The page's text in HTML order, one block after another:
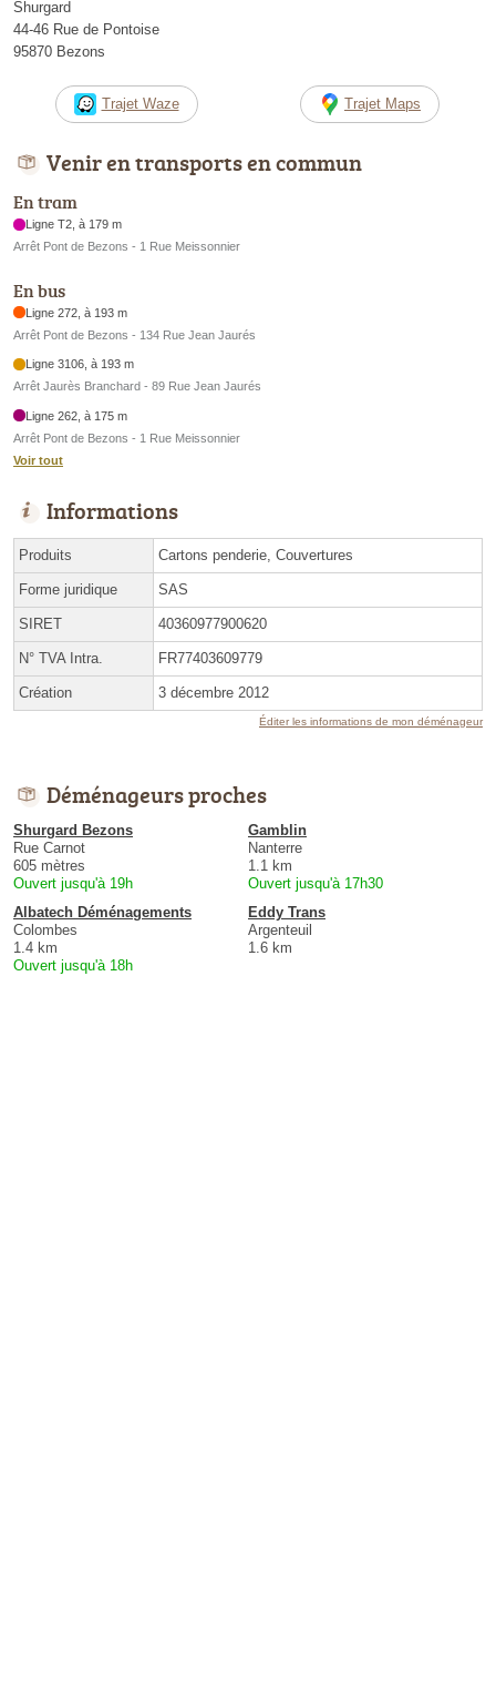
Shurgard
44-46 Rue de Pontoise
95870 Bezons
Trajet Waze Trajet Maps
Venir en transports en commun
En tram
Ligne T2, à 179 m
Arrêt Pont de Bezons - 1 Rue Meissonnier
En bus
Ligne 272, à 193 m
Arrêt Pont de Bezons - 134 Rue Jean Jaurés
Ligne 3106, à 193 m
Arrêt Jaurès Branchard - 89 Rue Jean Jaurés
Ligne 262, à 175 m
Arrêt Pont de Bezons - 1 Rue Meissonnier
Voir tout
Informations
Produits Cartons penderie, Couvertures
Forme juridique SAS
SIRET 40360977900620
N° TVA Intra. FR77403609779
Création 3 décembre 2012
Éditer les informations de mon déménageur
Déménageurs proches
Shurgard Bezons
Rue Carnot
605 mètres
Ouvert jusqu'à 19h
Gamblin
Nanterre
1.1 km
Ouvert jusqu'à 17h30
Albatech Déménagements
Colombes
1.4 km
Ouvert jusqu'à 18h
Eddy Trans
Argenteuil
1.6 km